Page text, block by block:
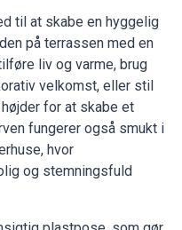
til at skabe en hyggelig
på terrassen med en
liv og varme, brug
velkomst, eller stil
for at skabe et
fungerer også smukt i
hvor
og stemningsfuld